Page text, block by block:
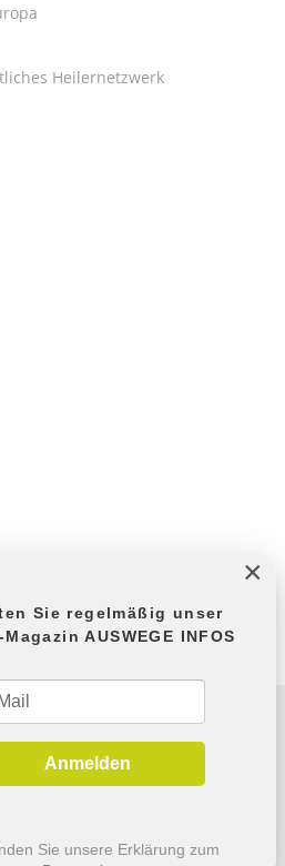
Heilernetzwerk
×
Sie regelmäßig unser
AUSWEGE INFOS
Anmelden
Sie unsere Erklärung zum